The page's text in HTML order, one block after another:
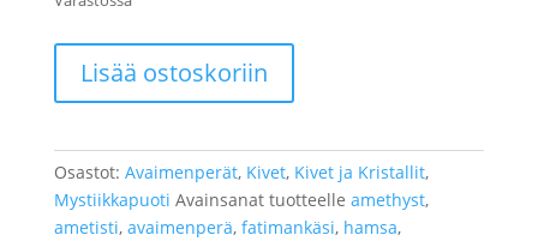
Hamsa
määrä
Lisää ostoskoriin
Osastot: Avaimenperät, Kivet, Kivet ja Kristallit,
Mystiikkapuoti Avainsanat tuotteelle amethyst,
ametisti, avaimenperä, fatimankäsi, hamsa,